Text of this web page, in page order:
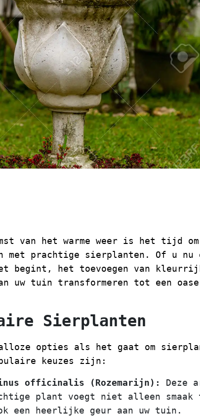
van het warme weer is het tijd
met prachtige sierplanten. Of u nu
begint, het toevoegen van
uw tuin transformeren tot een oase
Sierplanten
opties als het gaat om
keuzes zijn:
officinalis (Rozemarijn):
Deze
plant voegt niet alleen smaak
een heerlijke geur aan uw tuin.